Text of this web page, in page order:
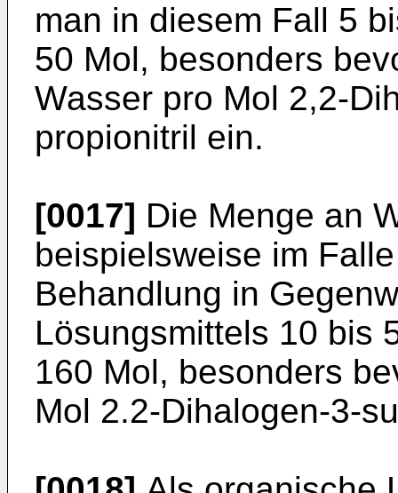
man in diesem Fall 5
50 Mol, besonders
Wasser pro Mol 2,2-
propionitril ein.
[0017] Die Menge an
beispielsweise im
Behandlung in
Lösungsmittels 10 bis
160 Mol, besonders
Mol 2.2-Dihalogen-3-